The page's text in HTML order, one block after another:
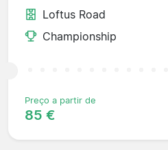
Loftus Road
Championship
Preço a partir de
85 €